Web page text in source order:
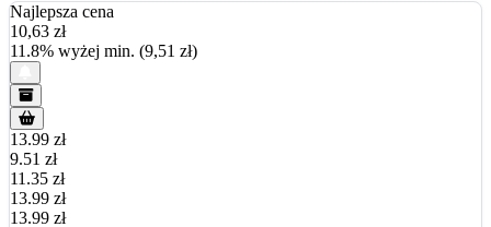
Najlepsza cena
10,63 zł
11.8% wyżej min. (9,51 zł)
13.99 zł
9.51 zł
11.35 zł
13.99 zł
13.99 zł